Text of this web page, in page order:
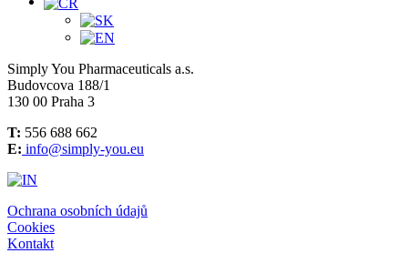
Simply You Pharmaceuticals a.s.
Budovcova 188/1
130 00 Praha 3
T: 556 688 662
E: info@simply-you.eu
Ochrana osobních údajů
Cookies
Kontakt